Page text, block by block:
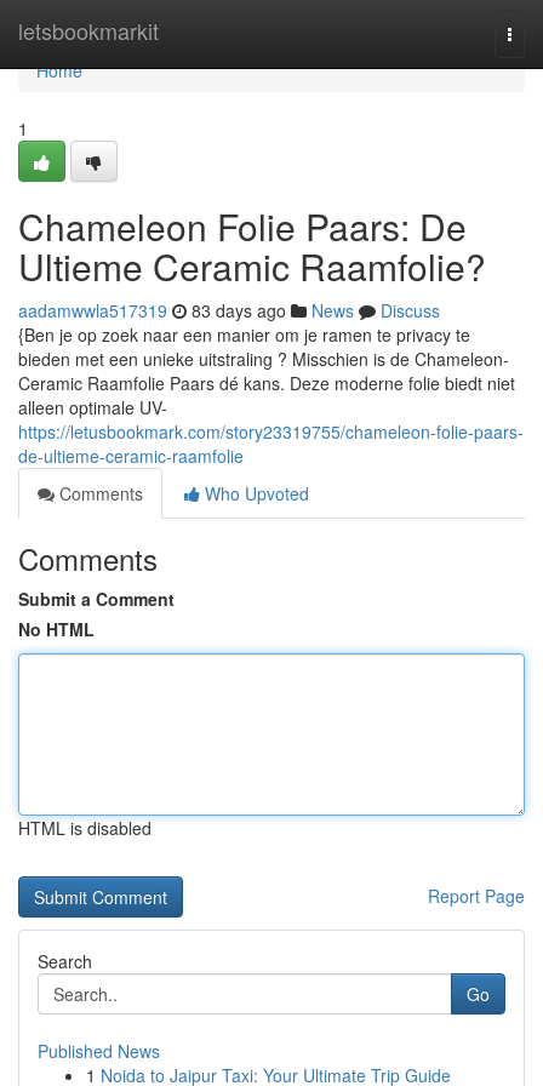
letsbookmarkit
Home
Home
1
Chameleon Folie Paars: De
Ultieme Ceramic Raamfolie?
aadamwwla517319 83 days ago News
Discuss
{Ben je op zoek naar een manier om je ramen te privacy te
bieden met een unieke uitstraling ? Misschien is de Chameleon-
Ceramic Raamfolie Paars dé kans. Deze moderne folie biedt niet
alleen optimale UV-
https://letusbookmark.com/story23319755/chameleon-folie-paars-
de-ultieme-ceramic-raamfolie
Comments
Who Upvoted
Comments
Submit a Comment
No HTML
HTML is disabled
Report Page
Search
Go
Published News
1 Noida to Jaipur Taxi: Your Ultimate Trip Guide